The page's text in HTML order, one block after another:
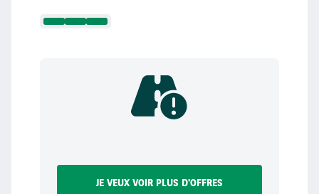
JE VEUX VOIR PLUS D'OFFRES